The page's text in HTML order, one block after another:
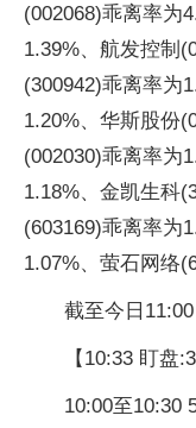
(002068)乖离率为
1.39%、航发控制
(300942)乖离率为
1.20%、华斯股份
(002030)乖离率为
1.18%、金凯生科
(603169)乖离率为
1.07%、萤石网络
截至今日
【10:33 盯盘
10:00至10:30